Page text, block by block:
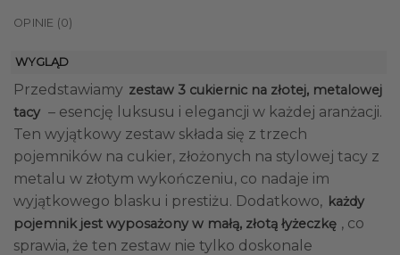
OPINIE (0)
WYGLĄD
Przedstawiamy zestaw 3 cukiernic na złotej, metalowej
tacy – esencję luksusu i elegancji w każdej aranżacji.
Ten wyjątkowy zestaw składa się z trzech
pojemników na cukier, złożonych na stylowej tacy z
metalu w złotym wykończeniu, co nadaje im
wyjątkowego blasku i prestiżu. Dodatkowo, każdy
pojemnik jest wyposażony w małą, złotą łyżeczkę , co
sprawia, że ten zestaw nie tylko doskonale